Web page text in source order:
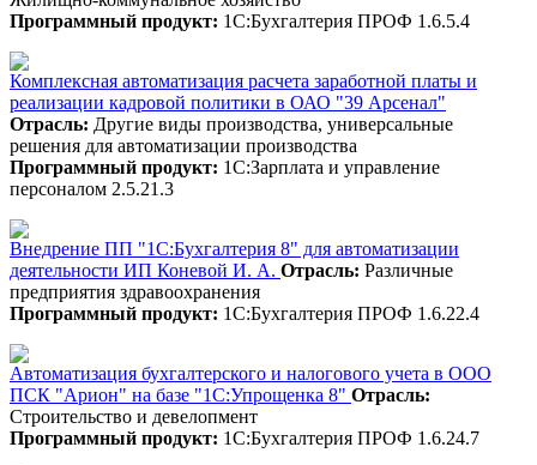
Программный продукт: 1С:Бухгалтерия ПРОФ 1.6.5.4
Комплексная автоматизация расчета заработной платы и
реализации кадровой политики в ОАО "39 Арсенал"
Отрасль: Другие виды производства, универсальные
решения для автоматизации производства
Программный продукт: 1С:Зарплата и управление
персоналом 2.5.21.3
Внедрение ПП "1С:Бухгалтерия 8" для автоматизации
деятельности ИП Коневой И. А. Отрасль: Различные
предприятия здравоохранения
Программный продукт: 1С:Бухгалтерия ПРОФ 1.6.22.4
Автоматизация бухгалтерского и налогового учета в ООО
ПСК "Арион" на базе "1С:Упрощенка 8" Отрасль:
Строительство и девелопмент
Программный продукт: 1С:Бухгалтерия ПРОФ 1.6.24.7